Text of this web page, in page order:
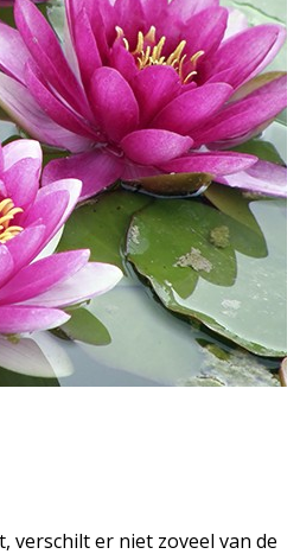
verschilt er niet zoveel van de